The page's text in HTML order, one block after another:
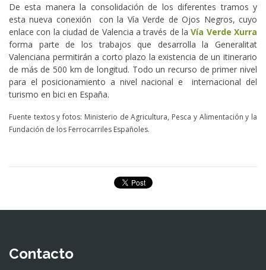
De esta manera la consolidación de los diferentes tramos y
esta nueva conexión con la Vía Verde de Ojos Negros, cuyo
enlace con la ciudad de Valencia a través de laVía Verde Xurra
forma parte de los trabajos que desarrolla la Generalitat
Valenciana permitirán a corto plazo la existencia de un itinerario
de más de 500 km de longitud. Todo un recurso de primer nivel
para el posicionamiento a nivel nacional e internacional del
turismo en bici en España.
Fuente textos y fotos: Ministerio de Agricultura, Pesca y Alimentación y la
Fundación de los Ferrocarriles Españoles.
Contacto